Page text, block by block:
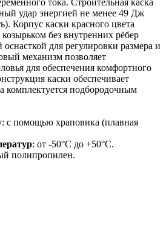
удар энергией не менее 49 Дж
Корпус каски красного цвета
без внутренних рёбер
для регулировки размера и
механизм позволяет
для обеспечения комфортного
каски обеспечивает
комплектуется подбородочным
: с помощью храповика (плавная
: от -50°С до +50°С.
полипропилен.